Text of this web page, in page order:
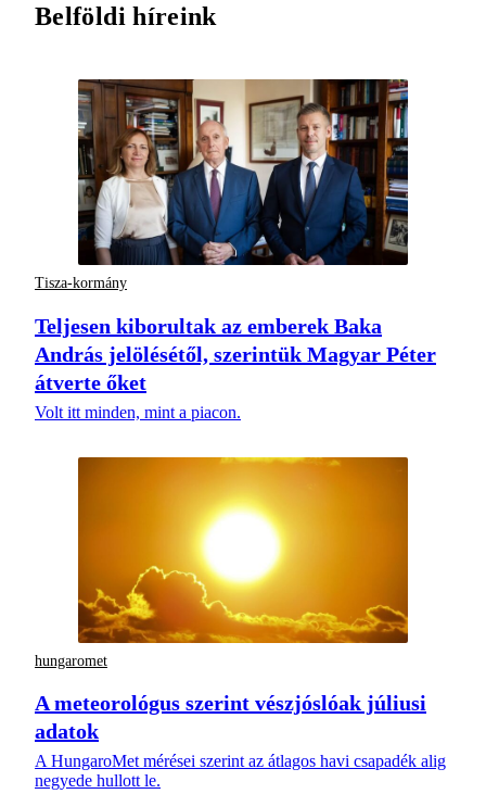
Belföldi híreink
Tisza-kormány
Teljesen kiborultak az emberek Baka
András jelölésétől, szerintük Magyar Péter
átverte őket
Volt itt minden, mint a piacon.
hungaromet
A meteorológus szerint vészjóslóak júliusi
adatok
A HungaroMet mérései szerint az átlagos havi csapadék alig
negyede hullott le.